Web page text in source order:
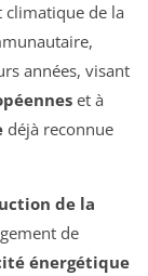
climatique de la
années, visant
et à
déjà reconnue
de la
de
énergétique